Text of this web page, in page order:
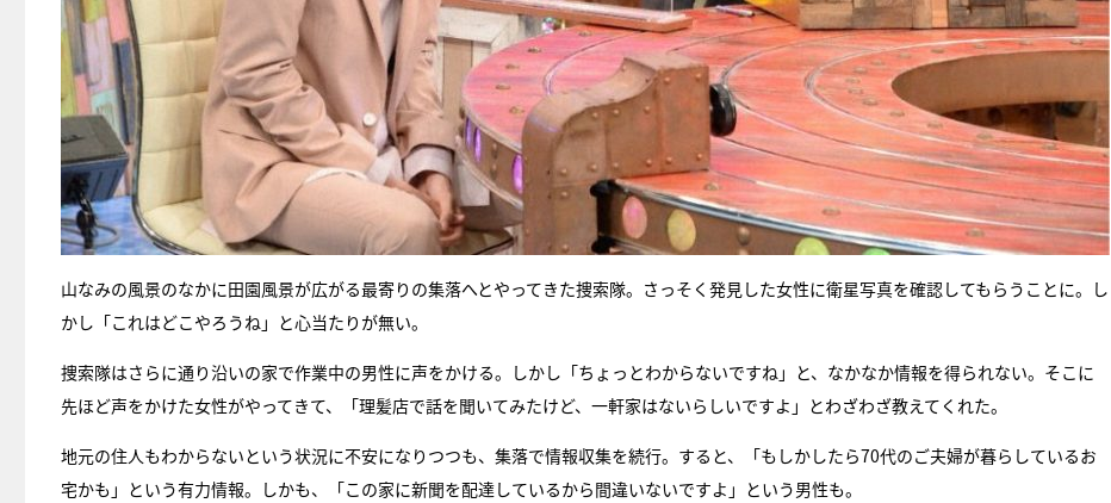
山なみの風景のなかに田園風景が広がる最寄りの集落へとやってきた捜索隊。さっそく発見した女性に衛星写真を確認してもらうことに。し
かし「これはどこやろうね」と心当たりが無い。
捜索隊はさらに通り沿いの家で作業中の男性に声をかける。しかし「ちょっとわからないですね」と、なかなか情報を得られない。そこに
先ほど声をかけた女性がやってきて、「理髪店で話を聞いてみたけど、一軒家はないらしいですよ」とわざわざ教えてくれた。
地元の住人もわからないという状況に不安になりつつも、集落で情報収集を続行。すると、「もしかしたら70代のご夫婦が暮らしているお
宅かも」という有力情報。しかも、「この家に新聞を配達しているから間違いないですよ」という男性も。